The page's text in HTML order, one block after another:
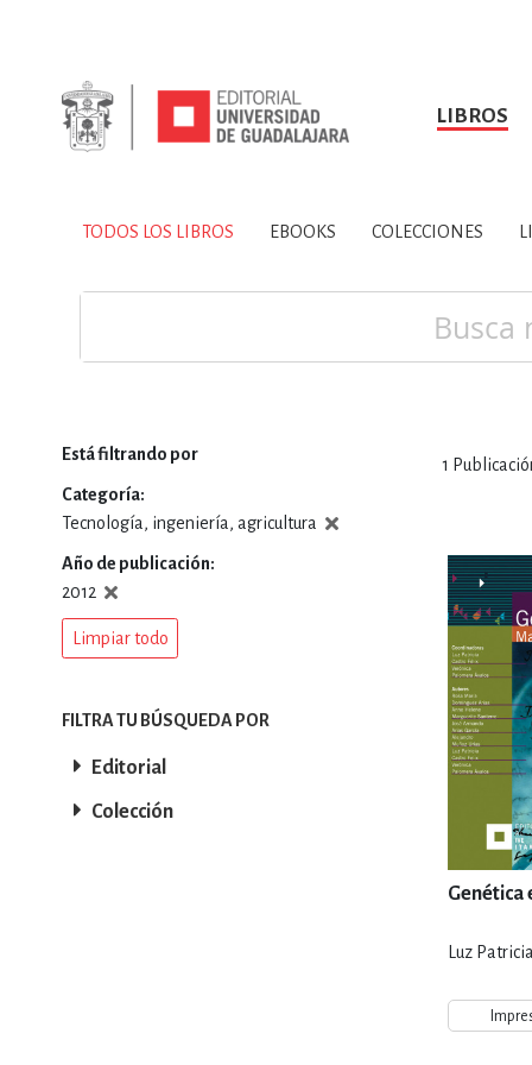
LIBROS
TODOS LOS LIBROS
SOBRE NOSOTROS HISTORIA
CIENCIAS DE LA
DEPORTES Y
ESTILOS DE
INFANTILES,
TODOS LOS LIBROS EBOOKS COLECCIONES
1
Genética
Luz
Está filtrando por
Categoría
Tecnología, ingeniería, agricultura
Año de publicación
2012
Limpiar todo
FILTRA TU BÚSQUEDA POR
Editorial
Colección